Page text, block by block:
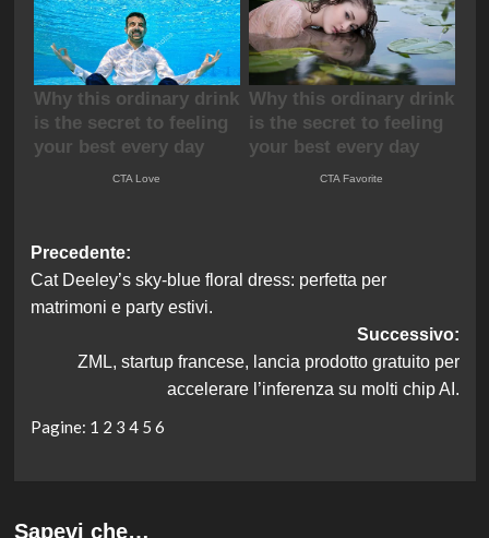
Navigazione
articolo
Precedente:
Cat Deeley’s sky-blue floral dress: perfetta per
matrimoni e party estivi.
Successivo:
ZML, startup francese, lancia prodotto gratuito per
accelerare l’inferenza su molti chip AI.
Pagine: 1 2 3 4 5 6
Sapevi che…